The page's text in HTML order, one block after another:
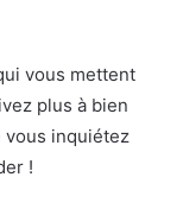
vous mettent
plus à bien
inquiétez
!